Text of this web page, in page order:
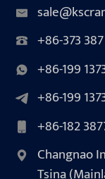
+86-373
+86-199
+86-199
+86-182
Changnao
Tsina